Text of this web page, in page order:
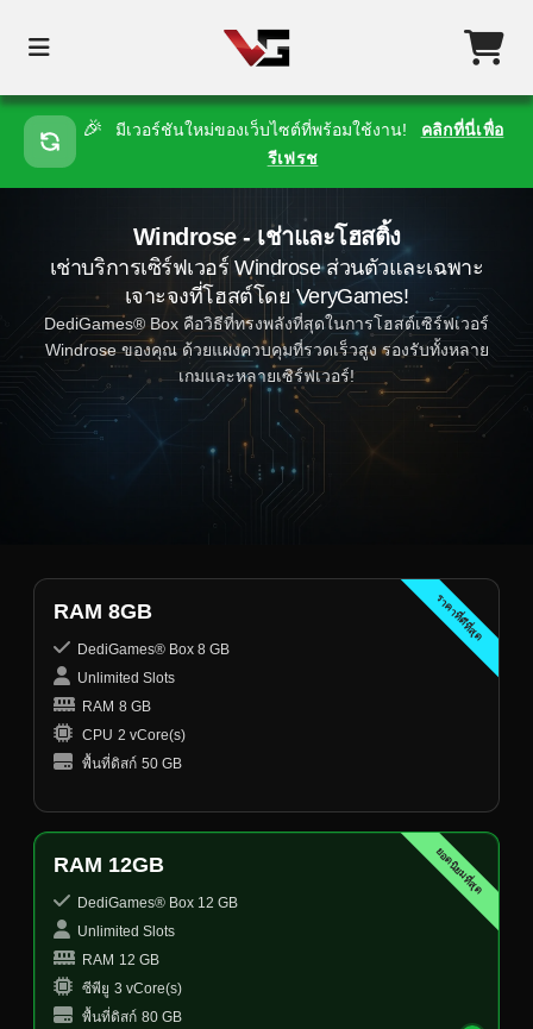
🎉 มีเวอร์ชันใหม่ของเว็บไซต์ที่พร้อมใช้งาน!
คลิกที่นี่เพื่อ
รีเฟรช
Windrose - เช่าและโฮสติ้ง
เช่าบริการเซิร์ฟเวอร์ Windrose ส่วนตัวและเฉพาะ
เจาะจงที่โฮสต์โดย VeryGames!
DediGames® Box คือวิธีที่ทรงพลังที่สุดในการโฮสต์เซิร์ฟเวอร์
Windrose ของคุณ ด้วยแผงควบคุมที่รวดเร็วสูง รองรับทั้งหลาย
เกมและหลายเซิร์ฟเวอร์!
ราคาที่ดีที่สุด
RAM 8GB
DediGames® Box 8 GB
Unlimited Slots
RAM 8 GB
CPU 2 vCore(s)
พื้นที่ดิสก์ 50 GB
ยอดนิยมที่สุด
RAM 12GB
DediGames® Box 12 GB
Unlimited Slots
RAM 12 GB
ซีพียู 3 vCore(s)
พื้นที่ดิสก์ 80 GB